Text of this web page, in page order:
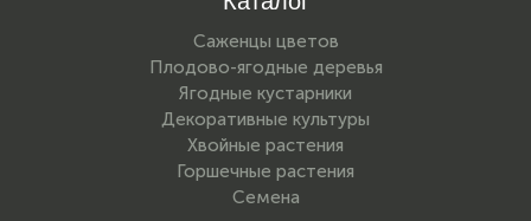
Саженцы цветов
Плодово-ягодные деревья
Ягодные кустарники
Декоративные культуры
Хвойные растения
Горшечные растения
Семена